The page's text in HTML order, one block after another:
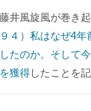
井風旋風が巻き起
４）私はなぜ4年
たのか。そして今
獲得したことを